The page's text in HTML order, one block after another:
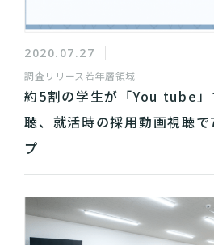
2020.07.27
調査リリース 若年層領域
約5割の学生が「You tube」
聴、就活時の採用動画視聴
プ